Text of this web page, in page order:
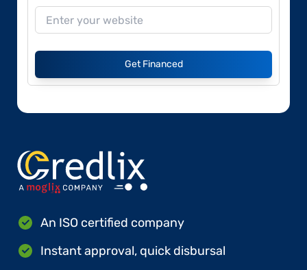
Get Financed
An ISO certified company
Instant approval, quick disbursal